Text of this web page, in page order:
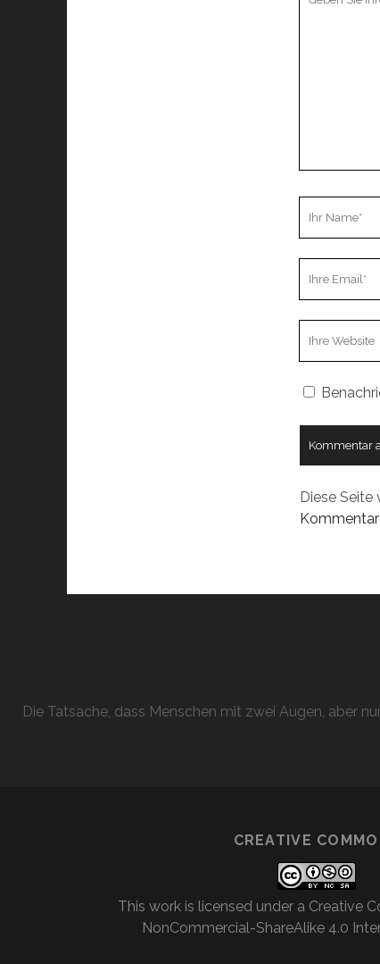
Diese
Die Tatsache, dass Menschen mit zwei Augen, aber
CREATIVE
This work is licensed under a Creative
NonCommercial-ShareAlike 4.0